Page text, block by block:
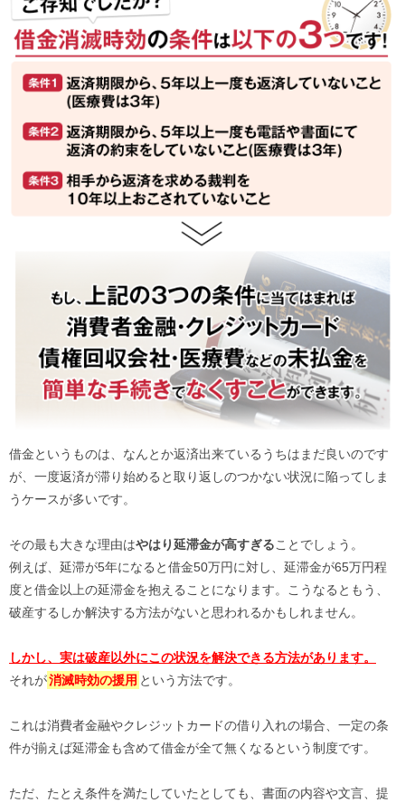
借金というものは、なんとか返済出来ているうちはまだ良いのです
が、一度返済が滞り始めると取り返しのつかない状況に陥ってしま
うケースが多いです。
その最も大きな理由はやはり延滞金が高すぎることでしょう。
例えば、延滞が5年になると借金50万円に対し、延滞金が65万円程
度と借金以上の延滞金を抱えることになります。こうなるともう、
破産するしか解決する方法がないと思われるかもしれません。
しかし、実は破産以外にこの状況を解決できる方法があります。
それが消滅時効の援用 という方法です。
これは消費者金融やクレジットカードの借り入れの場合、一定の条
件が揃えば延滞金も含めて借金が全て無くなるという制度です。
ただ、たとえ条件を満たしていたとしても、書面の内容や文言、提